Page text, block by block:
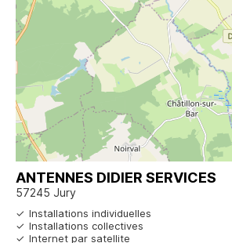
ANTENNES DIDIER SERVICES
57245 Jury
Installations individuelles
Installations collectives
Internet par satellite